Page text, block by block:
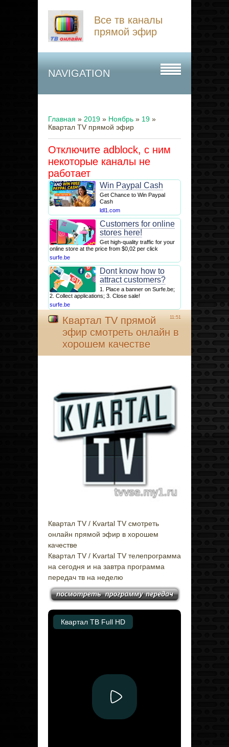
Все тв каналы
прямой эфир
NAVIGATION
Главная » 2019 » Ноябрь » 19 »
Квартал TV прямой эфир
Отключите adblock, с ним
некоторые каналы не
работает
Win Paypal Cash
Get Chance to Win Paypal
Cash
ldl1.com
Customers for online
stores here!
Get high-quality traffic for your
online store at the price from $0,02 per click
surfe.be
Dont know how to
attract customers?
1. Place a banner on Surfe.be;
2. Collect applications; 3. Close sale!
surfe.be
11:51
Квартал TV прямой
эфир смотреть онлайн в
хорошем качестве
Квартал TV / Kvartal TV смотреть
онлайн прямой эфир в хорошем
качестве
Квартал TV / Kvartal TV телепрограмма
на сегодня и на завтра программа
передач тв на неделю